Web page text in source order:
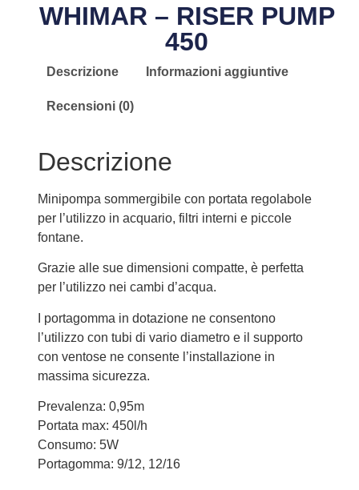
WHIMAR – RISER PUMP
450
Descrizione Informazioni aggiuntive
Recensioni (0)
Descrizione
Minipompa sommergibile con portata regolabole
per l’utilizzo in acquario, filtri interni e piccole
fontane.
Grazie alle sue dimensioni compatte, è perfetta
per l’utilizzo nei cambi d’acqua.
I portagomma in dotazione ne consentono
l’utilizzo con tubi di vario diametro e il supporto
con ventose ne consente l’installazione in
massima sicurezza.
Prevalenza: 0,95m
Portata max: 450l/h
Consumo: 5W
Portagomma: 9/12, 12/16